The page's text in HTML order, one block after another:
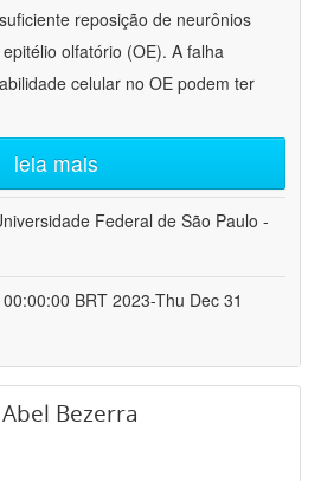
reposição de neurônios
olfatório (OE). A falha
celular no OE podem ter
leia mais
Federal de São Paulo -
BRT 2023-Thu Dec 31
Bezerra